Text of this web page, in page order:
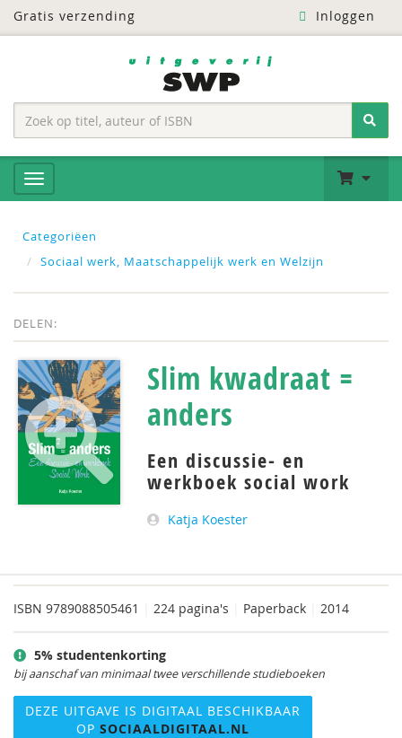
Gratis verzending Inloggen
Categoriëen
Sociaal werk, Maatschappelijk werk en Welzijn
DELEN:
Slim kwadraat =
anders
Een discussie- en
werkboek social work
Katja Koester
ISBN 9789088505461 224 pagina's Paperback 2014
5% studentenkorting
bij aanschaf van minimaal twee verschillende studieboeken
DEZE UITGAVE IS DIGITAAL BESCHIKBAAR
OP SOCIAALDIGITAAL.NL